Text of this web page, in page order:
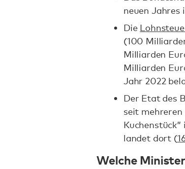
neuen Jahres
Die
(100
Milliarden
Milliarden
Jahr 2022
Der Etat des
seit
landet dort (
Welche